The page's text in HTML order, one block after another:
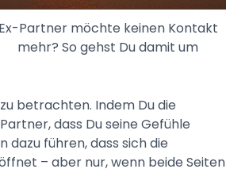
Ex-Partner möchte keinen Kontakt
mehr? So gehst Du damit um
betrachten. Indem Du die
dass Du seine Gefühle
führen, dass sich die
– aber nur, wenn beide Seiten